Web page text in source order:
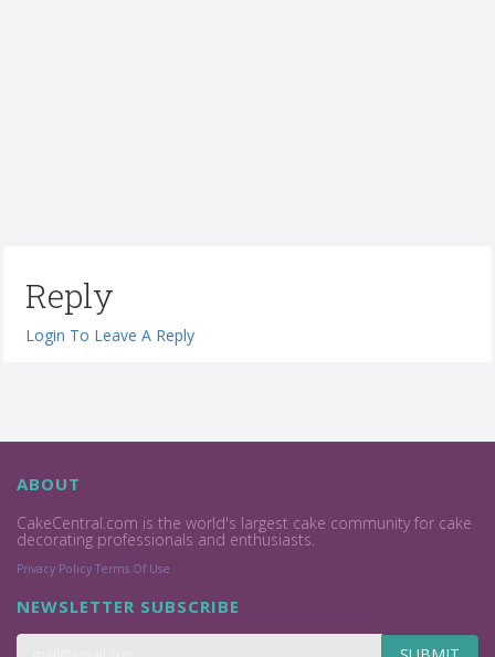
Reply
Login To Leave A Reply
ABOUT
CakeCentral.com is the world's largest cake community for cake
decorating professionals and enthusiasts.
Privacy Policy Terms Of Use
NEWSLETTER SUBSCRIBE